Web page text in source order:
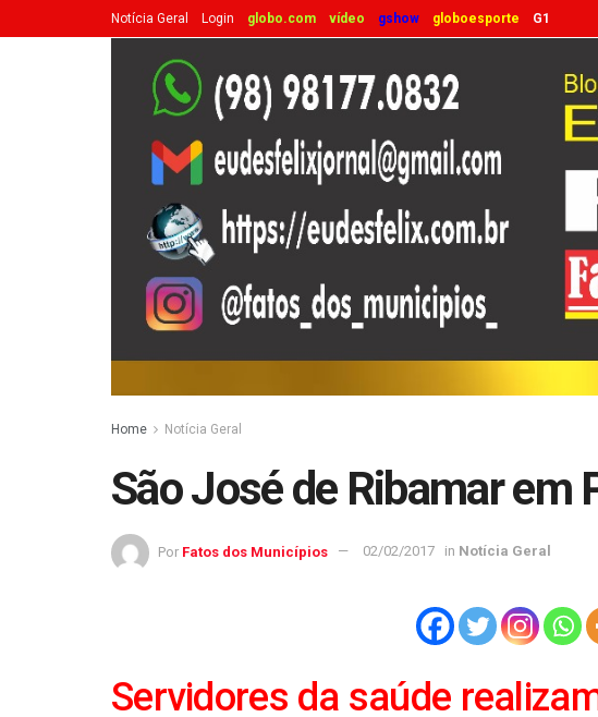
Notícia Geral Login globo.com vídeo gshow globoesporte G1
Home Notícia Geral
São José de Ribamar em
Por Fatos dos Municípios 02/02/2017 in Notícia Geral
Servidores da saúde